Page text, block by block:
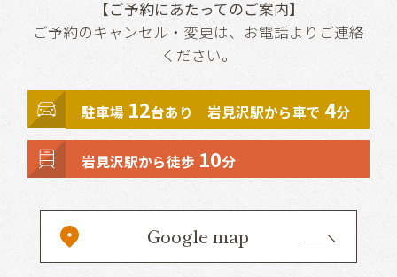
【ご予約にあたってのご案内】
ご予約のキャンセル・変更は、お電話よりご連絡
ください。
駐車場 12台あり 岩見沢駅から車で 4分
岩見沢駅から徒歩 10分
Google map